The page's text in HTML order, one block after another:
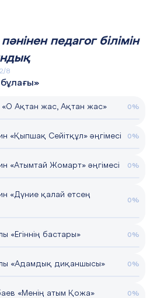
педагог білімін
8
«О Ақтан жас, Ақтан жас» 0%
«Қыпшақ Сейітқұл» әңгімесі 0%
«Атымтай Жомарт» әңгімесі 0%
«Дүние қалай етсең
0%
«Егіннің бастары» 0%
«Адамдық диқаншысы» 0%
«Менің атым Қожа» 0%